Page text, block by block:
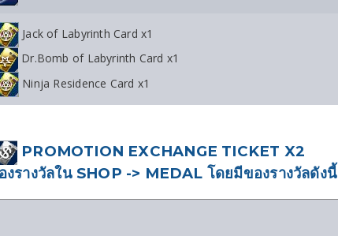
Jack of Labyrinth Card x1
Dr.Bomb of Labyrinth Card x1
Ninja Residence Card x1
PROMOTION EXCHANGE TICKET X2
งรางวัลใน SHOP -> MEDAL โดยมีของรางวัลดังนี้